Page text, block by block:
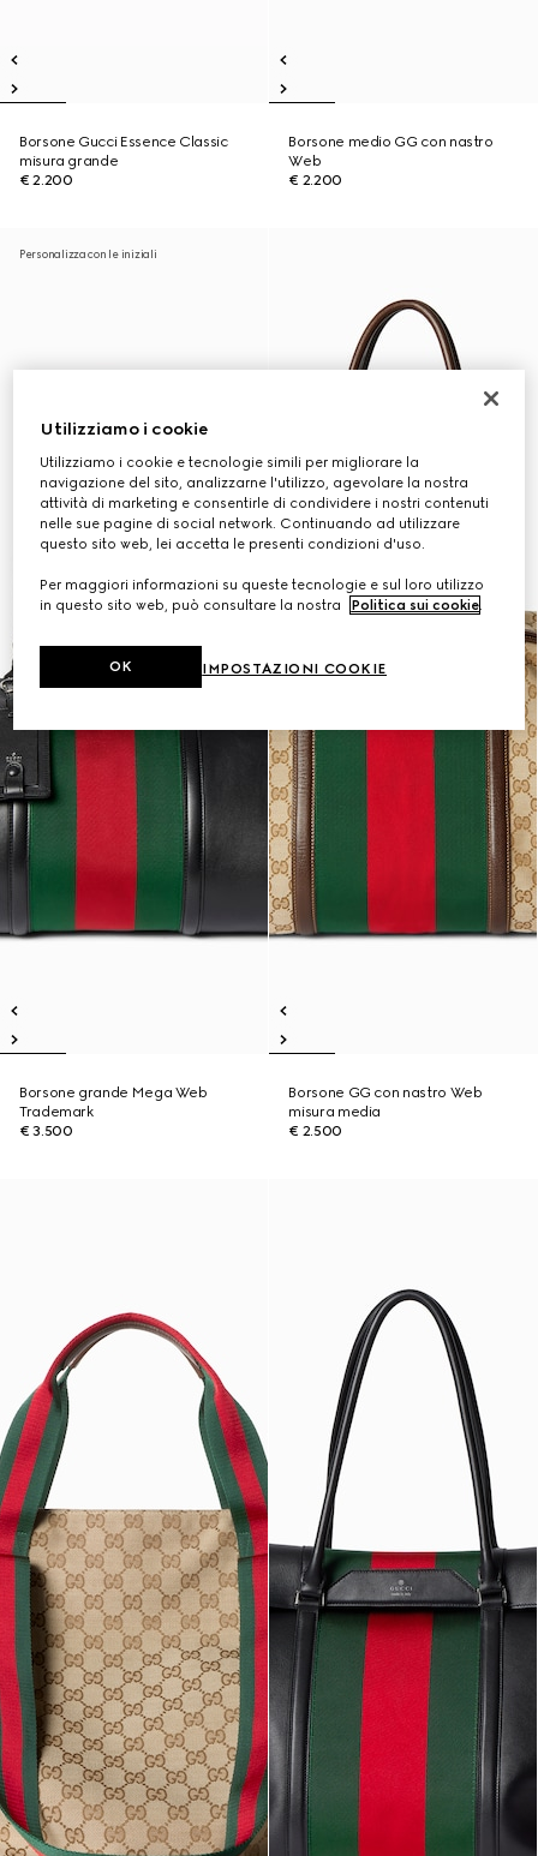
Borsone Gucci Essence Classic
misura grande
€ 2.200
Borsone medio GG con nastro
Web
€ 2.200
Personalizza con le iniziali
Borsone grande Mega Web
Trademark
€ 3.500
Borsone GG con nastro Web
misura media
€ 2.500
Utilizziamo i cookie
Utilizziamo i cookie e tecnologie simili per migliorare la
navigazione del sito, analizzarne l'utilizzo, agevolare la nostra
attività di marketing e consentirle di condividere i nostri contenuti
nelle sue pagine di social network. Continuando ad utilizzare
questo sito web, lei accetta le presenti condizioni d'uso.
Per maggiori informazioni su queste tecnologie e sul loro utilizzo
in questo sito web, può consultare la nostra
Politica sui cookie
IMPOSTAZIONI COOKIE
OK